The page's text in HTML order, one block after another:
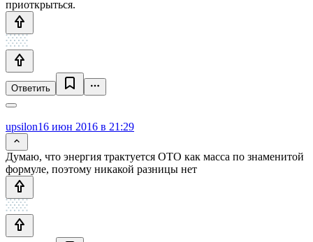
приоткрыться.
Ответить
upsilon16 июн 2016 в 21:29
Думаю, что энергия трактуется ОТО как масса по знаменитой
формуле, поэтому никакой разницы нет